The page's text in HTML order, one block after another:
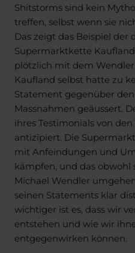
Shitstorms sind kein
treffen, selbst wenn sie
Das zeigt das Beispiel der
Supermarktkette
plötzlich mit dem
Kaufland selbst hatte zu
Statement gegenüber
Massnahmen geäussert.
ihres Testimonials von
antizipiert. Die
mit Anfeindungen und
kämpfen, und das
Michael Wendler
seinen Statements klar
wichtiger ist es, dass wir
entstehen und wie wir
entgegenwirken können.